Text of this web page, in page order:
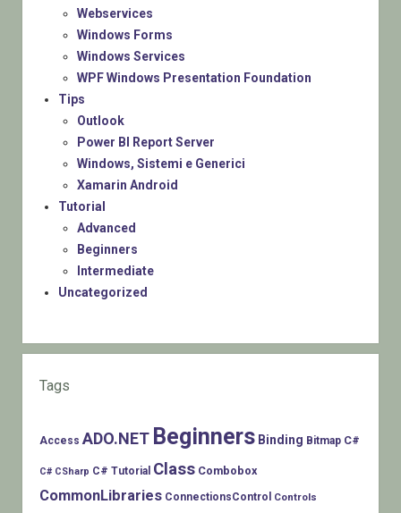
Webservices
Windows Forms
Windows Services
WPF Windows Presentation Foundation
Tips
Outlook
Power BI Report Server
Windows, Sistemi e Generici
Xamarin Android
Tutorial
Advanced
Beginners
Intermediate
Uncategorized
Tags
Access ADO.NET Beginners Binding Bitmap C#
C# CSharp C# Tutorial Class Combobox
CommonLibraries ConnectionsControl Controls